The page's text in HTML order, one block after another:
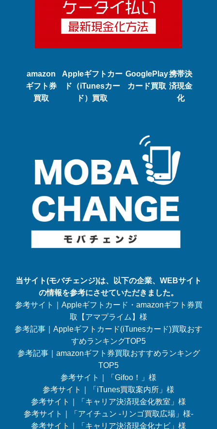
amazon
ギフト券
買取
Appleギフトカー
ド（iTunesカー
ド）買取
GooglePlay
カード買取
携帯決
済現金
化
当サイト(モバチェンジ)は、以下の企業、WEBサイト
の情報を参考にさせていただきました。
参考サイト｜Appleギフトカード・amazonギフト券買
取【アマプライム】様
参考記事｜Appleギフトカード(iTunesカード)買取おす
すめランキングTOP5
参考記事｜amazonギフト券買取おすすめランキング
TOP5
参考サイト｜「Gifoo！」様
参考サイト｜「iTunes買取案内所」様
参考サイト｜「キャリア決済現金化教室」様
参考サイト｜「アイチュン -リンゴ買取広場」様-
参考サイト｜「キャリア決済現金化ナビ」様